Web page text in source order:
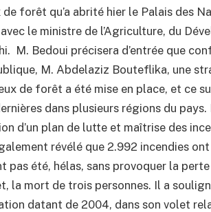
forêt qu’a abrité hier le Palais des
le ministre de l’Agriculture, du
M. Bedoui précisera d’entrée que
M. Abdelaziz Bouteflika, une
de forêt a été mise en place, et ce
dans plusieurs régions du
d’un plan de lutte et maîtrise des
révélé que 2.992 incendies
pas été, hélas, sans provoquer la
la mort de trois personnes. Il a
datant de 2004, dans son volet